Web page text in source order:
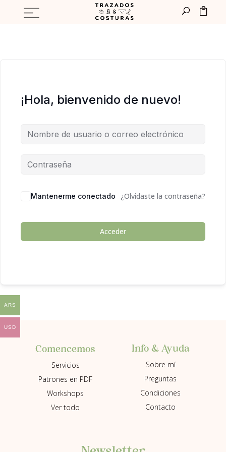
¡Hola, bienvenido de nuevo!
Mantenerme conectado ¿Olvidaste la contraseña?
Acceder
Comencemos
Servicios
Patrones en PDF
Workshops
Ver todo
Info & Ayuda
Sobre mí
Preguntas
Condiciones
Contacto
ARS
USD